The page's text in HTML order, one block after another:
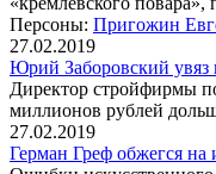
Персоны: Пригожин
27.02.2019
Юрий Заборовский увяз
Директор стройфирмы
миллионов рублей
27.02.2019
Герман Греф обжегся на